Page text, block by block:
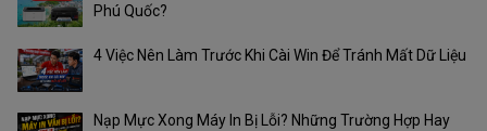
Phú Quốc?
4 Việc Nên Làm Trước Khi Cài Win Để Tránh Mất Dữ Liệu
Nạp Mực Xong Máy In Bị Lỗi? Những Trường Hợp Hay